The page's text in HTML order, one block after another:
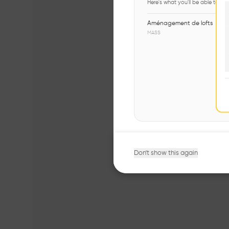
Here's what you'll be able to
Aménagement de lofts
MASS
Don't show this again